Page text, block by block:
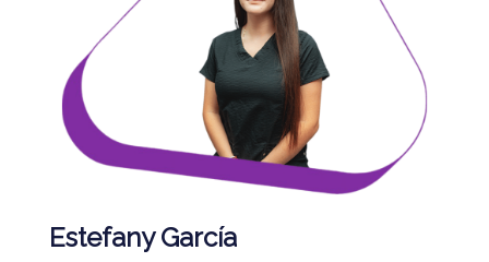
Estefany García